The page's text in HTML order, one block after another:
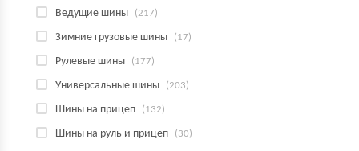
Ведущие шины (217)
Зимние грузовые шины (17)
Рулевые шины (177)
Универсальные шины (203)
Шины на прицеп (132)
Шины на руль и прицеп (30)